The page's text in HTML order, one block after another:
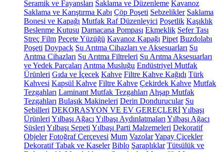
Seramik ve Fayansları Saklama ve Düzenleme Kavanoz
Saklama ve Karıştırma Kabı Çöp Poşeti Sebzelikler Saklama
Bonesi ve Kapağı Mutfak Raf Düzenleyici Poşetlik Kaşıklık
Beslenme Kutusu Damacana Pompası Ekmeklik Sefer Tası
Streç Film Peçete Yüzüğü Kavanoz Kapağı Pipet Buzdolabı
Poşeti Doypack Su Arıtma Cihazları ve Aksesuarları Su
Arıtma Cihazları Su Arıtma Filtreleri Su Arıtma Aksesuarları
ve Yedek Parçaları Arıtma Musluğu Endüstriyel Mutfak
Ürünleri Gıda ve İçecek Kahve Filtre Kahve Kağıdı Türk
Kahvesi Kapsül Kahve Filtre Kahve Çekirdek Kahve Mutfak
Tezgahları Laminant Mutfak Tezgahları Ahşap Mutfak
Tezgahları Bulaşık Makineleri Derin Dondurucular Su
Sebilleri DEKORASYON VE EV GEREÇLERİYılbaşı
Ürünleri Yılbaşı Ağacı Yılbaşı Aydınlatmaları Yılbaşı Ağacı
Süsleri Yılbaşı Sepeti Yılbaşı Parti Malzemeleri Dekoratif
Objeler Fotoğraf Çerçevesi Mum VazolarYapay Çiçekler
Dekoratif Tabak ve Kaseler Biblo Şaraplıklar Tütsülük ve